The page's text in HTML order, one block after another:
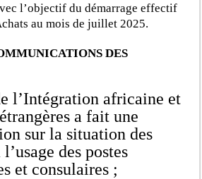
l’objectif du démarrage effectif
au mois de juillet 2025.
DES
l’Intégration africaine et
a fait une
sur la situation des
des postes
et consulaires ;